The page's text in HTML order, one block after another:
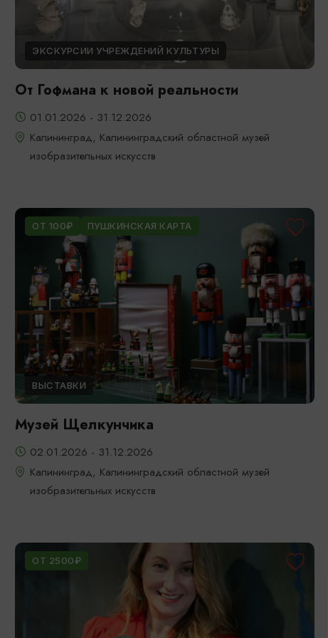
ЭКСКУРСИИ УЧРЕЖДЕНИЙ КУЛЬТУРЫ
От Гофмана к новой реальности
01.01.2026 - 31.12.2026
Калининград, Калининградский областной музей
изобразительных искусств
ОТ 100₽ ПУШКИНСКАЯ КАРТА
ВЫСТАВКИ
Музей Щелкунчика
02.01.2026 - 31.12.2026
Калининград, Калининградский областной музей
изобразительных искусств
ОТ 2500₽